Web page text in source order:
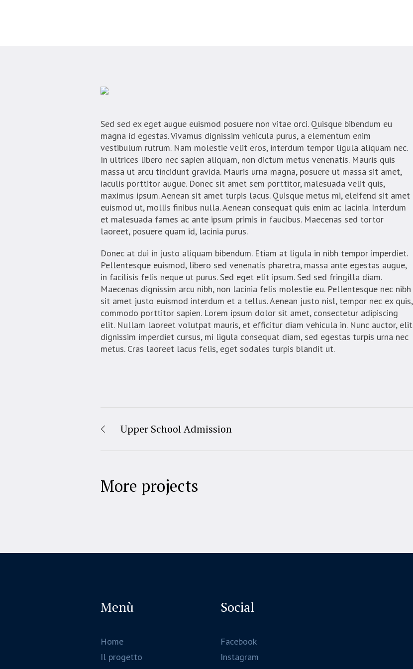
Sed sed ex eget augue euismod posuere non vitae orci. Quisque bibendum eu
magna id egestas. Vivamus dignissim vehicula purus, a elementum enim
vestibulum rutrum. Nam molestie velit eros, interdum tempor ligula aliquam nec.
In ultrices libero nec sapien aliquam, non dictum metus venenatis. Mauris quis
massa ut arcu tincidunt gravida. Mauris urna magna, posuere ut massa sit amet,
iaculis porttitor augue. Donec sit amet sem porttitor, malesuada velit quis,
maximus ipsum. Aenean sit amet turpis lacus. Quisque metus mi, eleifend sit amet
euismod ut, mollis finibus nulla. Aenean consequat quis enim ac lacinia. Interdum
et malesuada fames ac ante ipsum primis in faucibus. Maecenas sed tortor
laoreet, posuere quam id, lacinia purus.
Donec at dui in justo aliquam bibendum. Etiam at ligula in nibh tempor imperdiet.
Pellentesque euismod, libero sed venenatis pharetra, massa ante egestas augue,
in facilisis felis neque ut purus. Sed eget elit ipsum. Sed sed fringilla diam.
Maecenas dignissim arcu nibh, non lacinia felis molestie eu. Pellentesque nec nibh
sit amet justo euismod interdum et a tellus. Aenean justo nisl, tempor nec ex quis,
commodo porttitor sapien. Lorem ipsum dolor sit amet, consectetur adipiscing
elit. Nullam laoreet volutpat mauris, et efficitur diam vehicula in. Nunc auctor, elit
dignissim imperdiet cursus, mi ligula consequat diam, sed egestas turpis urna nec
metus. Cras laoreet lacus felis, eget sodales turpis blandit ut.
Upper School Admission
More projects
Menù
Home
Il progetto
Social
Facebook
Instagram